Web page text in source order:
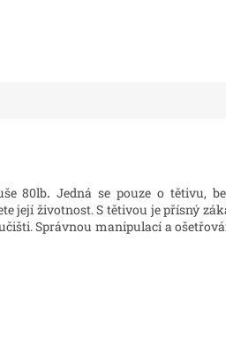
80lb.Jedná se pouze o tětivu,
její životnost. S tětivou je přísný
Správnou manipulací a